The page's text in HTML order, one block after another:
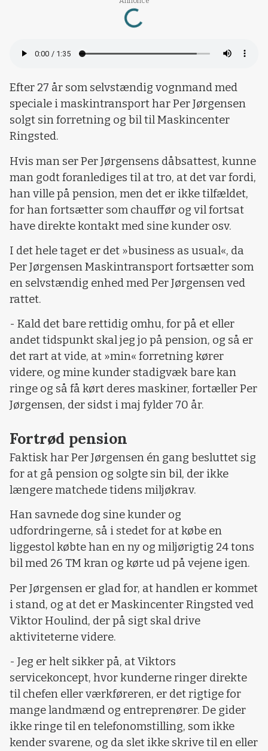
Loading...
Efter 27 år som selvstændig vognmand med
speciale i maskintransport har Per Jørgensen
solgt sin forretning og bil til Maskincenter
Ringsted.
Hvis man ser Per Jørgensens dåbsattest, kunne
man godt foranlediges til at tro, at det var fordi,
han ville på pension, men det er ikke tilfældet,
for han fortsætter som chauffør og vil fortsat
have direkte kontakt med sine kunder osv.
I det hele taget er det »business as usual«, da
Per Jørgensen Maskintransport fortsætter som
en selvstændig enhed med Per Jørgensen ved
rattet.
- Kald det bare rettidig omhu, for på et eller
andet tidspunkt skal jeg jo på pension, og så er
det rart at vide, at »min« forretning kører
videre, og mine kunder stadigvæk bare kan
ringe og så få kørt deres maskiner, fortæller Per
Jørgensen, der sidst i maj fylder 70 år.
Fortrød pension
Faktisk har Per Jørgensen én gang besluttet sig
for at gå pension og solgte sin bil, der ikke
længere matchede tidens miljøkrav.
Han savnede dog sine kunder og
udfordringerne, så i stedet for at købe en
liggestol købte han en ny og miljørigtig 24 tons
bil med 26 TM kran og kørte ud på vejene igen.
Per Jørgensen er glad for, at handlen er kommet
i stand, og at det er Maskincenter Ringsted ved
Viktor Houlind, der på sigt skal drive
aktiviteterne videre.
- Jeg er helt sikker på, at Viktors
servicekoncept, hvor kunderne ringer direkte
til chefen eller værkføreren, er det rigtige for
mange landmænd og entreprenører. De gider
ikke ringe til en telefonomstilling, som ikke
kender svarene, og da slet ikke skrive til en eller